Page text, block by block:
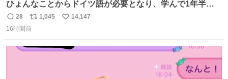
ひょんなことからドイツ語が必要となり、学んで1年半に
なる。 ちなみに最初の半年で『必携ドイツ文法総まとめ』
と『重要単語4000』を数十周して丸暗記した。読み書きに
Geminiの添削もエラーの指摘は激減し、上級の表現を教え
返
信
28
リ
ポ
ト
1,045
い
数
14,147
16時間前